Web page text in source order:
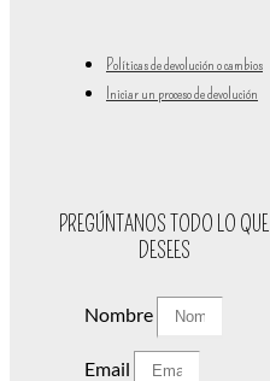
Políticas de devolución o cambios
Iniciar un proceso de devolución
PREGÚNTANOS TODO LO QUE
DESEES
Nombre
Email